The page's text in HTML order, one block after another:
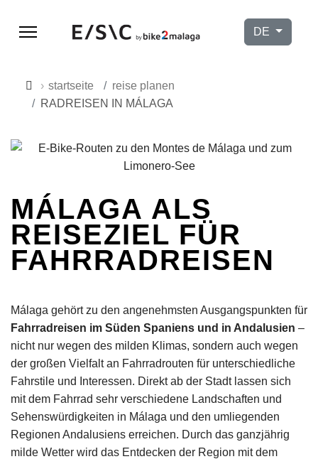
Sprache
DE
startseite
reise planen
RADREISEN IN MÁLAGA
MÁLAGA ALS
REISEZIEL FÜR
FAHRRADREISEN
Málaga gehört zu den angenehmsten Ausgangspunkten für
Fahrradreisen im Süden Spaniens und in Andalusien –
nicht nur wegen des milden Klimas, sondern auch wegen
der großen Vielfalt an Fahrradrouten für unterschiedliche
Fahrstile und Interessen. Direkt ab der Stadt lassen sich
mit dem Fahrrad sehr verschiedene Landschaften und
Sehenswürdigkeiten in Málaga und den umliegenden
Regionen Andalusiens erreichen. Durch das ganzjährig
milde Wetter wird das Entdecken der Region mit dem